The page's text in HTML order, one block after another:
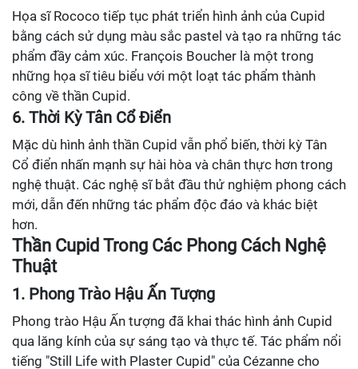
Họa sĩ Rococo tiếp tục phát triển hình ảnh của Cupid
bằng cách sử dụng màu sắc pastel và tạo ra những tác
phẩm đầy cảm xúc. François Boucher là một trong
những họa sĩ tiêu biểu với một loạt tác phẩm thành
công về thần Cupid.
6. Thời Kỳ Tân Cổ Điển
Mặc dù hình ảnh thần Cupid vẫn phổ biến, thời kỳ Tân
Cổ điển nhấn mạnh sự hài hòa và chân thực hơn trong
nghệ thuật. Các nghệ sĩ bắt đầu thử nghiệm phong cách
mới, dẫn đến những tác phẩm độc đáo và khác biệt
hơn.
Thần Cupid Trong Các Phong Cách Nghệ
Thuật
1. Phong Trào Hậu Ấn Tượng
Phong trào Hậu Ấn tượng đã khai thác hình ảnh Cupid
qua lăng kính của sự sáng tạo và thực tế. Tác phẩm nổi
tiếng "Still Life with Plaster Cupid" của Cézanne cho